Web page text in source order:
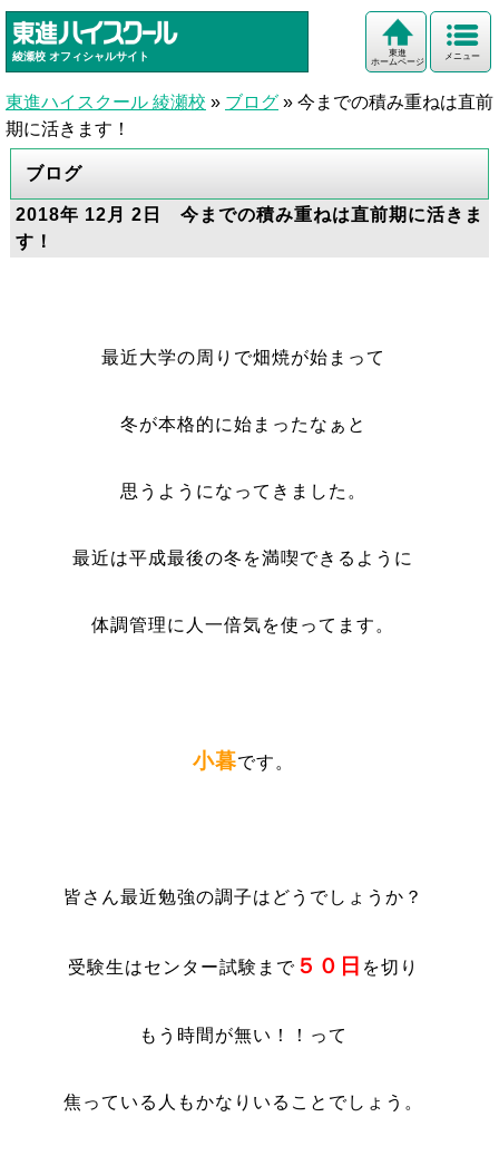
綾瀬校 オフィシャルサイト メニュー
東進
ホームページ
東進ハイスクール 綾瀬校 » ブログ » 今までの積み重ねは直前
期に活きます！
ブログ
2018年 12月 2日 今までの積み重ねは直前期に活きま
す！
最近大学の周りで畑焼が始まって
冬が本格的に始まったなぁと
思うようになってきました。
最近は平成最後の冬を満喫できるように
体調管理に人一倍気を使ってます。
小暮です。
皆さん最近勉強の調子はどうでしょうか？
受験生はセンター試験まで５０日 を切り
もう時間が無い！！って
焦っている人もかなりいることでしょう。